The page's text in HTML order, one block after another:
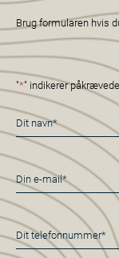
Brug formularen hvis
"*" indikerer
Navn
*
E-
mail
*
Telefon
*